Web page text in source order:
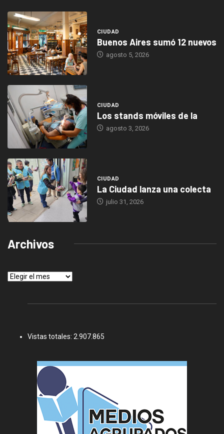
CIUDAD
Buenos Aires sumó 12 nuevos
agosto 5, 2026
CIUDAD
Los stands móviles de la
agosto 3, 2026
CIUDAD
La Ciudad lanza una colecta
julio 31, 2026
Archivos
Archivos
Vistas totales: 2.907.865